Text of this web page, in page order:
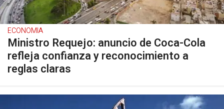
ECONOMIA
Ministro Requejo: anuncio de Coca-Cola
refleja confianza y reconocimiento a
reglas claras